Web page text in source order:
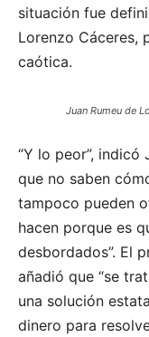
situación fue
Lorenzo Cáceres,
caótica.
Juan Rumeu de
“Y lo peor”, indicó
que no saben
tampoco pueden
hacen porque es
desbordados”. El
añadió que “se
una solución
dinero para